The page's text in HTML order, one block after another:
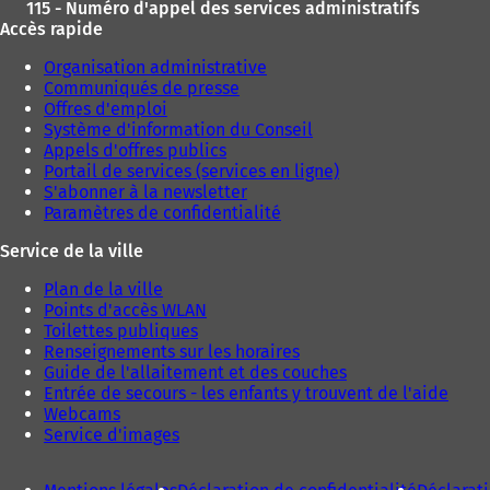
115 - Numéro d'appel des services administratifs
Accès rapide
Organisation administrative
Communiqués de presse
Offres d'emploi
Système d'information du Conseil
Appels d'offres publics
Portail de services (services en ligne)
S'abonner à la newsletter
Paramètres de confidentialité
Service de la ville
Plan de la ville
Points d'accès WLAN
Toilettes publiques
Renseignements sur les horaires
Guide de l'allaitement et des couches
Entrée de secours - les enfants y trouvent de l'aide
Webcams
Service d'images